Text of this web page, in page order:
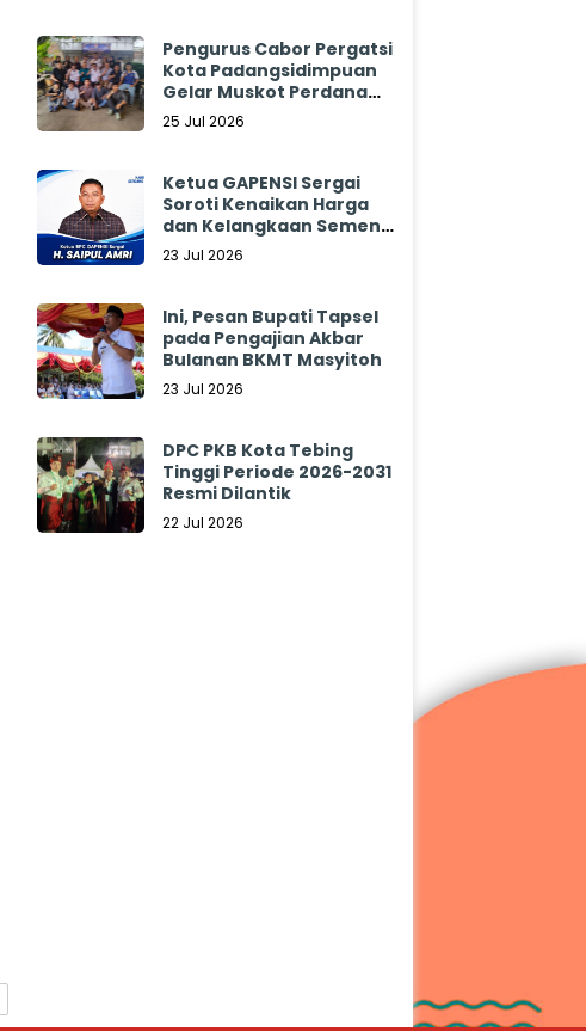
Pengurus Cabor Pergatsi
Kota Padangsidimpuan
Gelar Muskot Perdana
2026 - 2030
25 Jul 2026
Ketua GAPENSI Sergai
Soroti Kenaikan Harga
dan Kelangkaan Semen,
Minta Pemerintah
23 Jul 2026
Ini, Pesan Bupati Tapsel
pada Pengajian Akbar
Bulanan BKMT Masyitoh
23 Jul 2026
DPC PKB Kota Tebing
Tinggi Periode 2026-2031
Resmi Dilantik
22 Jul 2026